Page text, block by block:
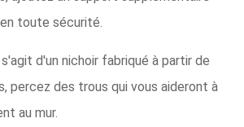
toute sécurité.
d'un nichoir fabriqué à partir de
percez des trous qui vous aideront à
au mur.